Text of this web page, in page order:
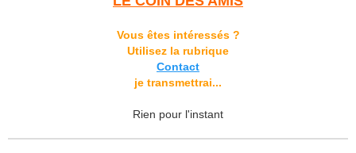
Vous êtes intéressés ?
Utilisez la rubrique
Contact
je transmettrai...
Rien pour l'instant